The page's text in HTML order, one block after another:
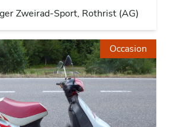
Zweirad-Sport, Rothrist (AG)
Occasion